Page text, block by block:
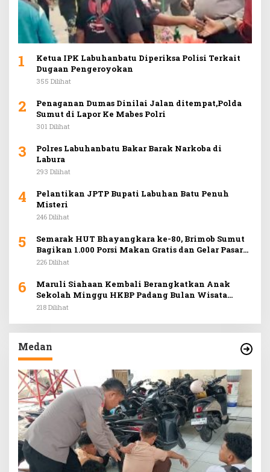
1
Ketua IPK Labuhanbatu Diperiksa Polisi Terkait
Dugaan Pengeroyokan
355 Dilihat
2
Penaganan Dumas Dinilai Jalan ditempat,Polda
Sumut di Lapor Ke Mabes Polri
301 Dilihat
3
Polres Labuhanbatu Bakar Barak Narkoba di
Labura
293 Dilihat
4
Pelantikan JPTP Bupati Labuhan Batu Penuh
Misteri
246 Dilihat
5
Semarak HUT Bhayangkara ke-80, Brimob Sumut
Bagikan 1.000 Porsi Makan Gratis dan Gelar Pasar
Murah di Car Free Day Medan
226 Dilihat
6
Maruli Siahaan Kembali Berangkatkan Anak
Sekolah Minggu HKBP Padang Bulan Wisata
Rohani ke Hill Park
218 Dilihat
Medan